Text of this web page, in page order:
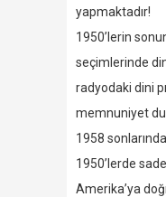
yapmaktadır!
1950’lerin
seçimlerinde
radyodaki dini
memnuniyet
1958
1950’lerde
Amerika’ya